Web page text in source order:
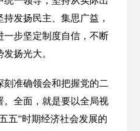
发扬民主、集思广益，
一步坚定制度自信，不断
扬光大。
准确领会和把握党的二
全面，就是要以全局视
五”时期经济社会发展的